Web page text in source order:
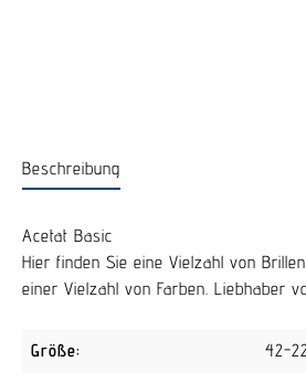
Beschreibung
Acetat Basic
Hier finden Sie eine Vielzahl von
einer Vielzahl von Farben. Liebhaber
Größe: 42-22